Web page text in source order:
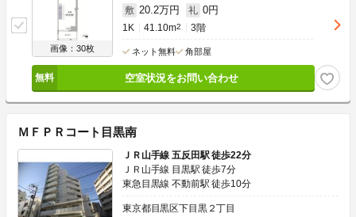
画像：30枚
敷 20.2万円 礼 0円
1K 41.10m2 3階
ネット無料 角部屋
空室状況をお問い合わせ
ＭＦＰＲコート目黒南
ＪＲ山手線 五反田駅 徒歩22分
ＪＲ山手線 目黒駅 徒歩7分
東急目黒線 不動前駅 徒歩10分
東京都目黒区下目黒２丁目